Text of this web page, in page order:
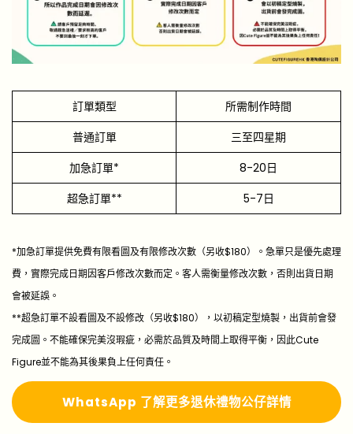
訂單類型
所需制作時間
普通訂單
三至四星期
加急訂單*
8-20日
超急訂單**
5-7日
*加急訂單提供免費有限看圖及有限修改次數（另收$180）。急單只是優先處理
費，實際完成日期因客戶修改次數而定。客人需衡量修改次數，否則出貨日期
會被延誤。
**超急訂單不設看圖及不設修改（另收$180），以初稿定型燒製，出貨前會發
完成圖。不能確保完美沒瑕疵，必需於品質及時間上取得平衡，因此Cute
Figure並不能為其後果負上任何責任。
WhatsApp 了解更多退休禮物公仔詳情